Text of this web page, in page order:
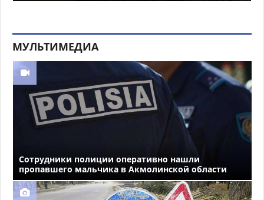
МУЛЬТИМЕДИА
Сотрудники полиции оперативно нашли
пропавшего мальчика в Акмолинской области